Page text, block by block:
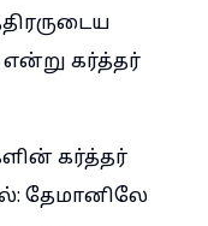
என்று கர்த்தர்
கர்த்தர்
தேமானிலே